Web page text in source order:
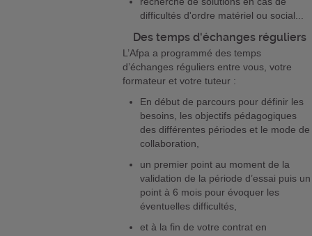
difficultés d'ordre matériel ou social...
Des temps d'échanges réguliers
L’Afpa a programmé des temps
d’échanges réguliers entre vous, votre
formateur et votre tuteur :
En début de parcours pour définir les
besoins, les objectifs pédagogiques
des différentes périodes et le mode de
collaboration,
un premier point au moment de la
validation de la période d’essai puis un
point à 6 mois pour évoquer les
éventuelles difficultés,
et à la fin de votre contrat en